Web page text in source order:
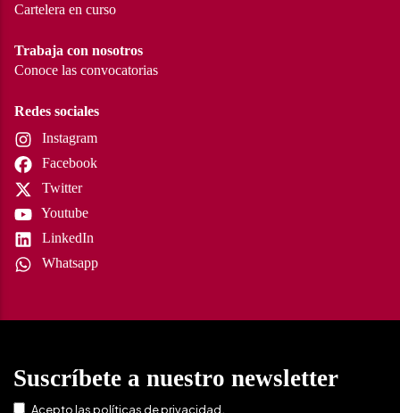
Cartelera en curso
Trabaja con nosotros
Conoce las convocatorias
Redes sociales
Instagram
Facebook
Twitter
Youtube
LinkedIn
Whatsapp
Suscríbete a nuestro newsletter
Acepto laspolíticas de privacidad.